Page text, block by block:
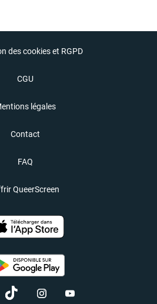
des cookies et RGPD
CGU
légales
Contact
FAQ
QueerScreen